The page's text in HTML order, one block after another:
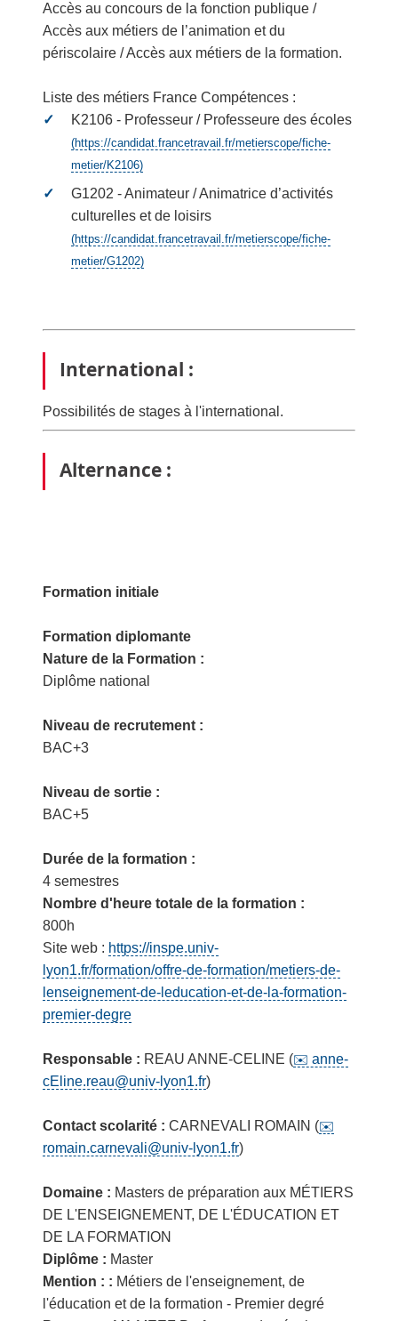
Accès au concours de la fonction publique /
Accès aux métiers de l’animation et du
périscolaire / Accès aux métiers de la formation.
Liste des métiers France Compétences :
K2106 - Professeur / Professeure des écoles
(https://candidat.francetravail.fr/metierscope/fiche-
metier/K2106)
G1202 - Animateur / Animatrice d’activités
culturelles et de loisirs
(https://candidat.francetravail.fr/metierscope/fiche-
metier/G1202)
International :
Possibilités de stages à l'international.
Alternance :
Formation initiale
Formation diplomante
Nature de la Formation :
Diplôme national
Niveau de recrutement :
BAC+3
Niveau de sortie :
BAC+5
Durée de la formation :
4 semestres
Nombre d'heure totale de la formation :
800h
Site web : https://inspe.univ-
lyon1.fr/formation/offre-de-formation/metiers-de-
lenseignement-de-leducation-et-de-la-formation-
premier-degre
Responsable : REAU ANNE-CELINE (
anne-
cEline.reau@univ-lyon1.fr)
Contact scolarité : CARNEVALI ROMAIN (
romain.carnevali@univ-lyon1.fr)
Domaine : Masters de préparation aux MÉTIERS
DE L'ENSEIGNEMENT, DE L'ÉDUCATION ET
DE LA FORMATION
Diplôme : Master
Mention : : Métiers de l'enseignement, de
l'éducation et de la formation - Premier degré